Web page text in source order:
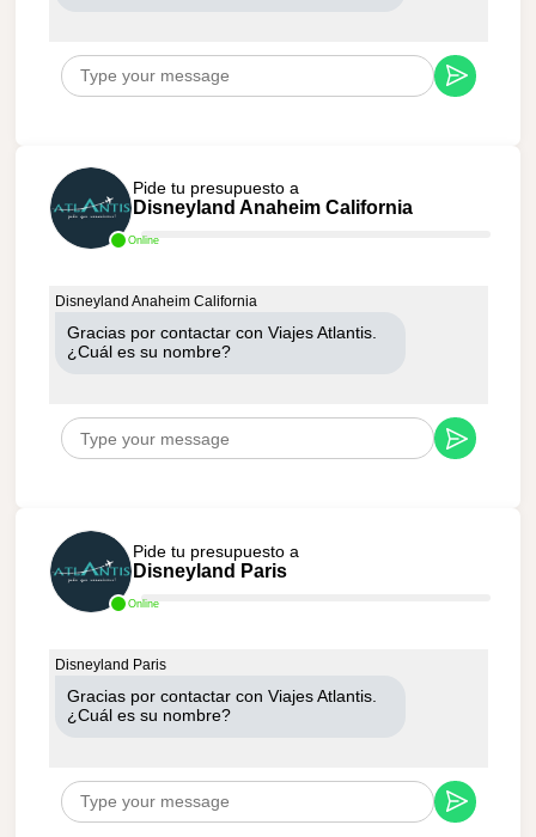
Online
Pide tu presupuesto a
Disneyland Anaheim California
Disneyland Anaheim California
Gracias por contactar con Viajes Atlantis.
¿Cuál es su nombre?
Online
Pide tu presupuesto a
Disneyland Paris
Disneyland Paris
Gracias por contactar con Viajes Atlantis.
¿Cuál es su nombre?